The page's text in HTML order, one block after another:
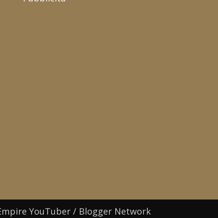
YouTuber / Blogger Network